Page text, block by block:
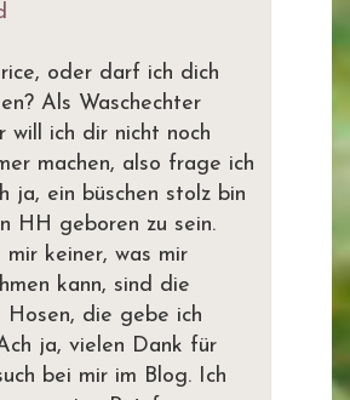
oder darf ich dich
Als Waschechter
will ich dir nicht noch
machen, also frage ich
ja, ein büschen stolz bin
HH geboren zu sein.
mir keiner, was mir
kann, sind die
Hosen, die gebe ich
ja, vielen Dank für
bei mir im Blog. Ich